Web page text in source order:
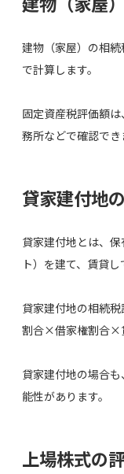
建物（家屋）の相続
で計算します。
固定資産税評価額
務所などで確認でき
貸家建付地
貸家建付地とは、
ト）を建て、賃貸
貸家建付地の相続
割合×借家権割合×
貸家建付地の場合
能性があります。
上場株式の